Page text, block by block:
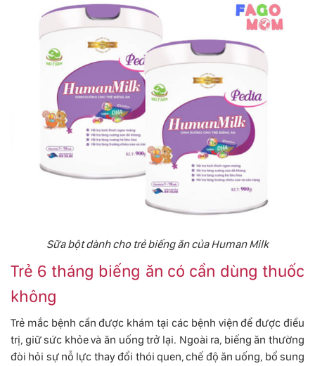
Sữa bột dành cho trẻ biếng ăn của Human Milk
Trẻ 6 tháng biếng ăn có cần dùng thuốc
không
Trẻ mắc bệnh cần được khám tại các bệnh viện để được điều
trị, giữ sức khỏe và ăn uống trở lại. Ngoài ra, biếng ăn thường
đòi hỏi sự nỗ lực thay đổi thói quen, chế độ ăn uống, bổ sung